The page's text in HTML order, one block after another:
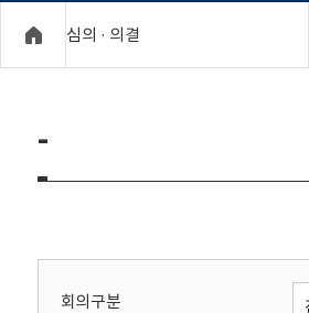
보
보
위
회
심의 · 의결
-
회의구분